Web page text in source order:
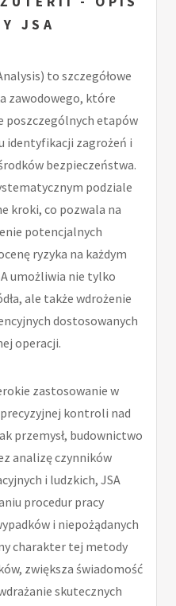
JSA
to szczegółowe
zawodowego, które
poszczególnych etapów
identyfikacji zagrożeń i
bezpieczeństwa.
podziale
kroki, co pozwala na
potencjalnych
ryzyka na każdym
umożliwia nie tylko
ale także wdrożenie
dostosowanych
operacji.
zastosowanie w
kontroli nad
przemysł, budownictwo
analizę czynników
i ludzkich, JSA
procedur pracy
i niepożądanych
charakter tej metody
zwiększa świadomość
skutecznych